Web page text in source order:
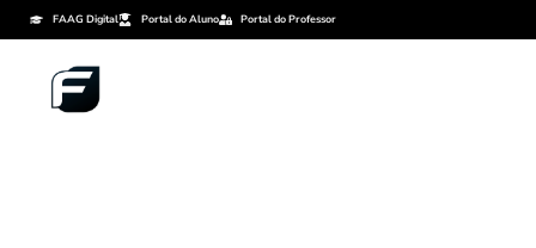
FAAG Digital Portal do Aluno Portal do Professor